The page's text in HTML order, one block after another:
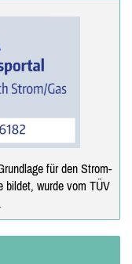
für den Strom-
bildet, wurde vom TÜV